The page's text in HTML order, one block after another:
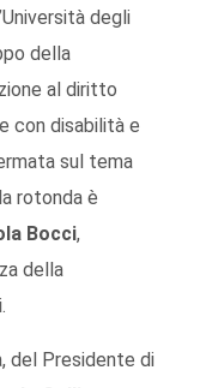
degli
della
al diritto
con disabilità e
sul tema
rotonda è
Bocci,
della
del Presidente di